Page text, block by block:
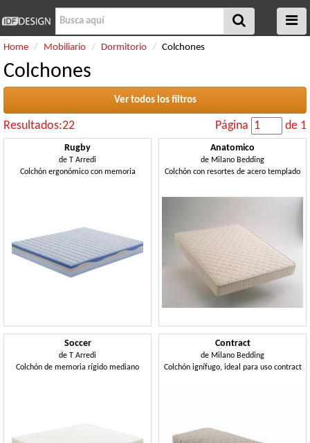
Home Mobiliario Dormitorio Colchones
Colchones
Ver todos los filtros
Resultados:22 Página de 1
Rugby
de T Arredi
Colchón ergonómico con memoria
Anatomico
de Milano Bedding
Colchón con resortes de acero templado
Soccer
de T Arredi
Colchón de memoria rígido mediano
Contract
de Milano Bedding
Colchón ignífugo, ideal para uso contract